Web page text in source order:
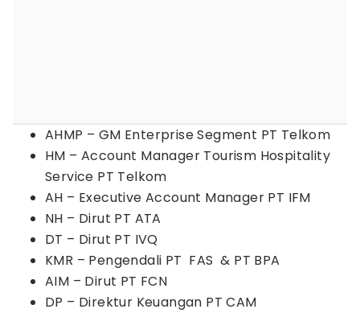
AHMP – GM Enterprise Segment PT Telkom
HM – Account Manager Tourism Hospitality
Service PT Telkom
AH – Executive Account Manager PT IFM
NH – Dirut PT ATA
DT – Dirut PT IVQ
KMR – Pengendali PT FAS & PT BPA
AIM – Dirut PT FCN
DP – Direktur Keuangan PT CAM